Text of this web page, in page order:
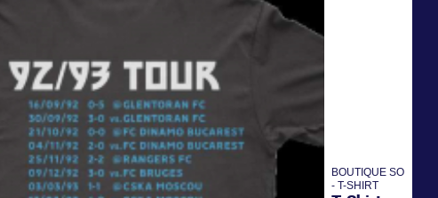
BOUTIQUE SO
- T-SHIRT